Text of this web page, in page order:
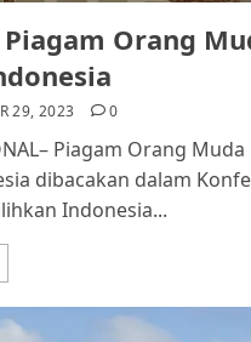
Orang
29, 2023 0
Piagam Orang Muda
dibacakan dalam
Indonesia...